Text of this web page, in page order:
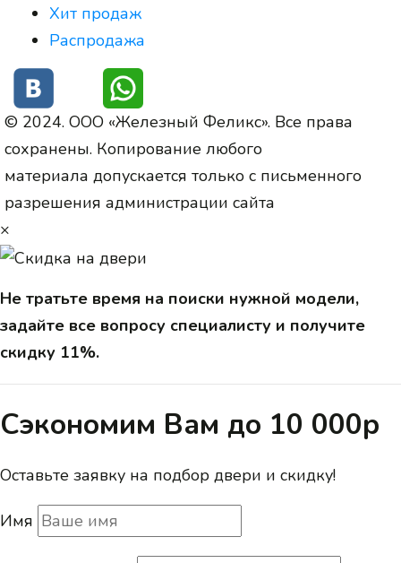
Хит продаж
Распродажа
© 2024. ООО «Железный Феликс». Все права
сохранены. Копирование любого
материала допускается только с письменного
разрешения администрации сайта
×
Не тратьте время на поиски нужной модели,
задайте все вопросу специалисту и получите
скидку 11%.
Сэкономим Вам до 10 000р
Оставьте заявку на подбор двери и скидку!
Имя